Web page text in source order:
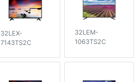
32LEX-
7143TS2C
32LEM-
1063TS2C